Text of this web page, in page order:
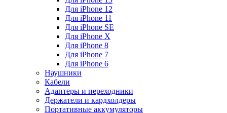
Для iPhone 12
Для iPhone 11
Для iPhone SE
Для iPhone X
Для iPhone 8
Для iPhone 7
Для iPhone 6
Наушники
Кабели
Адаптеры и переходники
Держатели и кардхолдеры
Портативные аккумуляторы